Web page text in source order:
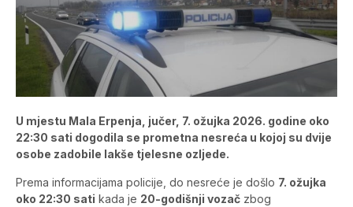
U mjestu Mala Erpenja, jučer, 7. ožujka 2026. godine oko
22:30 sati dogodila se prometna nesreća u kojoj su dvije
osobe zadobile lakše tjelesne ozljede.
Prema informacijama policije, do nesreće je došlo 7. ožujka
oko 22:30 sati kada je 20-godišnji vozač zbog